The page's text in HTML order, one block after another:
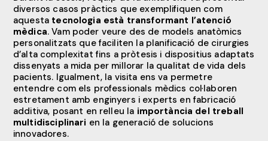
diversos casos pràctics que exemplifiquen com
aquesta tecnologia està transformant l’atenció
mèdica. Vam poder veure des de models anatòmics
personalitzats que faciliten la planificació de cirurgies
d’alta complexitat fins a pròtesis i dispositius adaptats
dissenyats a mida per millorar la qualitat de vida dels
pacients. Igualment, la visita ens va permetre
entendre com els professionals mèdics col·laboren
estretament amb enginyers i experts en fabricació
additiva, posant en relleu la importància del treball
multidisciplinari en la generació de solucions
innovadores.